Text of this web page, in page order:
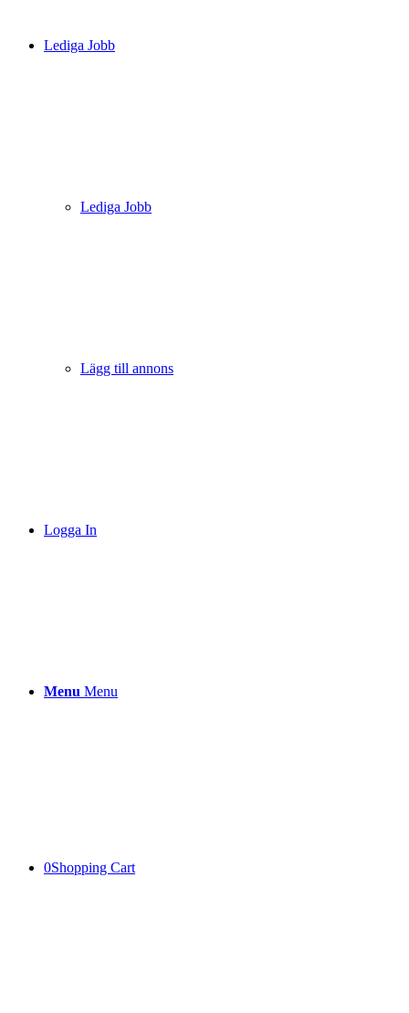
Lediga Jobb
Lediga Jobb
Lägg till annons
Logga In
Menu Menu
0Shopping Cart